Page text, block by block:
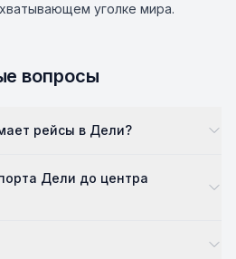
уголке мира.
вопросы
рейсы в Дели?
Дели до центра